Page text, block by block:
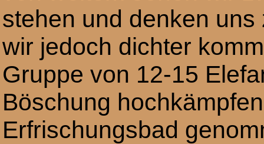
stehen und denken
wir jedoch dichter
Gruppe von 12-15
Böschung
Erfrischungsbad